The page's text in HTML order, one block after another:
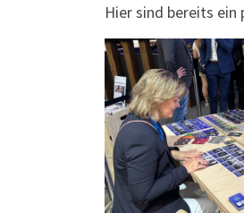
Hier sind bereits ein